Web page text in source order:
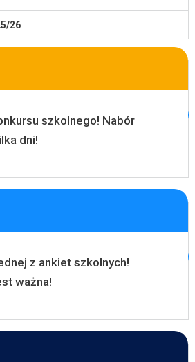
26
szkolnego! Nabór
dni!
z ankiet szkolnych!
ważna!